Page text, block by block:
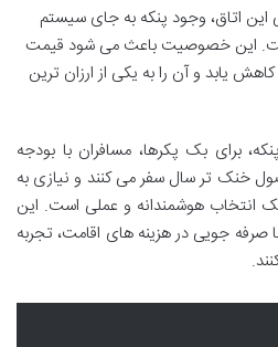
این اتاق، وجود پنکه به جای سیستم
این خصوصیت باعث می شود قیمت
یابد و آن را به یکی از ارزان ترین
برای بک پکرها، مسافران با بودجه
خنک تر سال سفر می کنند و نیازی به
انتخاب هوشمندانه و عملی است. این
صرفه جویی در هزینه های اقامت، تجربه